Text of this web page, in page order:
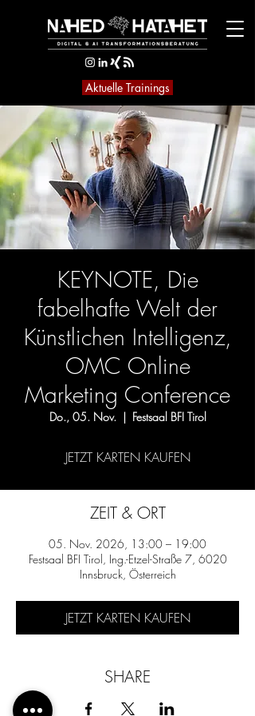
Aktuelle Trainings
KEYNOTE, Die
fabelhafte Welt der
Künstlichen Intelligenz,
OMC Online
Marketing Conference
Do., 05. Nov.
  |
Festsaal BFI Tirol
JETZT KARTEN KAUFEN
ZEIT & ORT
05. Nov. 2026, 13:00 – 19:00
Festsaal BFI Tirol, Ing.-Etzel-Straße 7, 6020
Innsbruck, Österreich
JETZT KARTEN KAUFEN
SHARE